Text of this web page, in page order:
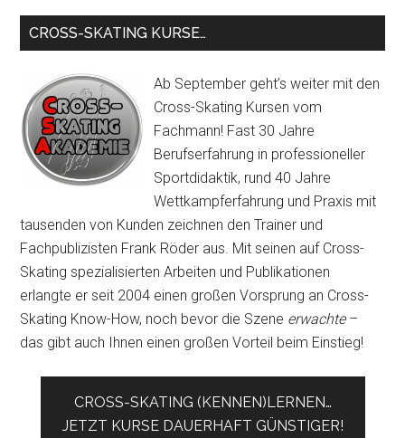
CROSS-SKATING KURSE…
Ab September geht’s weiter mit den
Cross-Skating Kursen vom
Fachmann! Fast 30 Jahre
Berufserfahrung in professioneller
Sportdidaktik, rund 40 Jahre
Wettkampferfahrung und Praxis mit
tausenden von Kunden zeichnen den Trainer und
Fachpublizisten Frank Röder aus. Mit seinen auf Cross-
Skating spezialisierten Arbeiten und Publikationen
erlangte er seit 2004 einen großen Vorsprung an Cross-
Skating Know-How, noch bevor die Szene erwachte–
das gibt auch Ihnen einen großen Vorteil beim Einstieg!
CROSS-SKATING (KENNEN)LERNEN…
JETZT KURSE DAUERHAFT GÜNSTIGER!